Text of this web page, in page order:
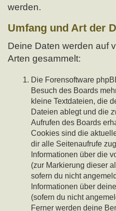
werden.
Umfang und Art der
Deine Daten werden auf
Arten gesammelt:
Die Forensoftware
Besuch des Boards
kleine Textdateien, die
Dateien ablegt und die
Aufrufen des Boards
Cookies sind die
dir alle Seitenaufrufe
Informationen über die
(zur Markierung dieser
sofern du nicht
Informationen über
(sofern du nicht
Ferner werden deine